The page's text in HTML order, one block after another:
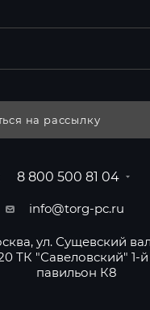
на рассылку
8 800 500 81 04
info@torg-pc.ru
ул. Сущевский
ТК "Савеловский" 1-
павильон К8